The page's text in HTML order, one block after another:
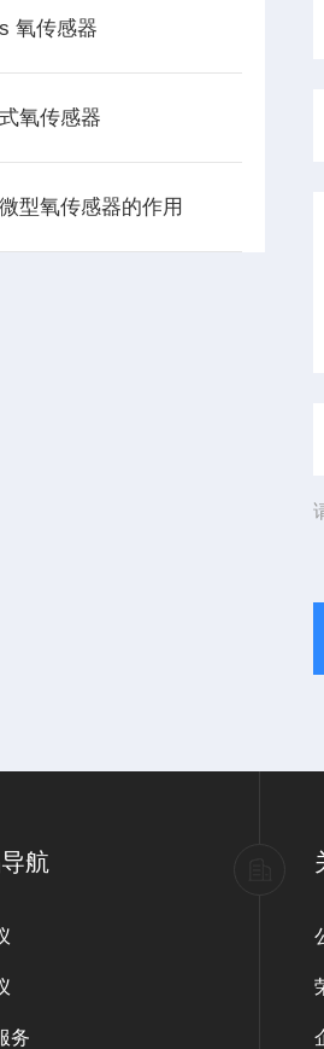
氧传感器
氧传感器
型氧传感器的作用
航
务